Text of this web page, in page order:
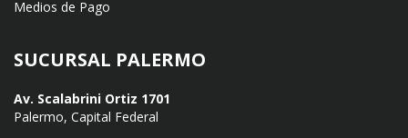
Medios de Pago
SUCURSAL PALERMO
Av. Scalabrini Ortiz 1701
Palermo, Capital Federal